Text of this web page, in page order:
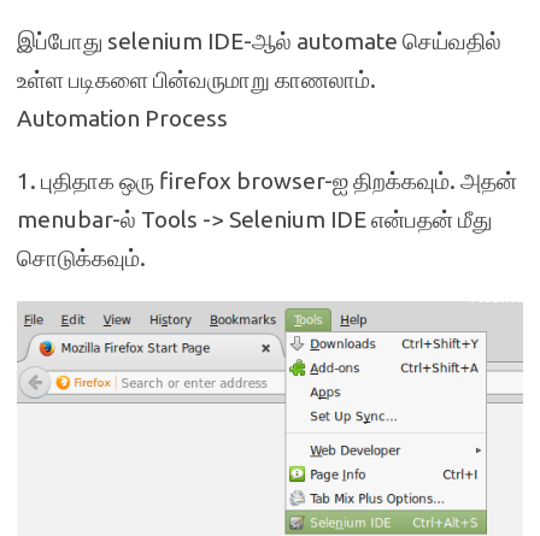
இப்போது selenium IDE-ஆல் automate செய்வதில்
உள்ள படிகளை பின்வருமாறு காணலாம்.
Automation Process
1. புதிதாக ஒரு firefox browser-ஐ திறக்கவும். அதன்
menubar-ல் Tools -> Selenium IDE என்பதன் மீது
சொடுக்கவும்.